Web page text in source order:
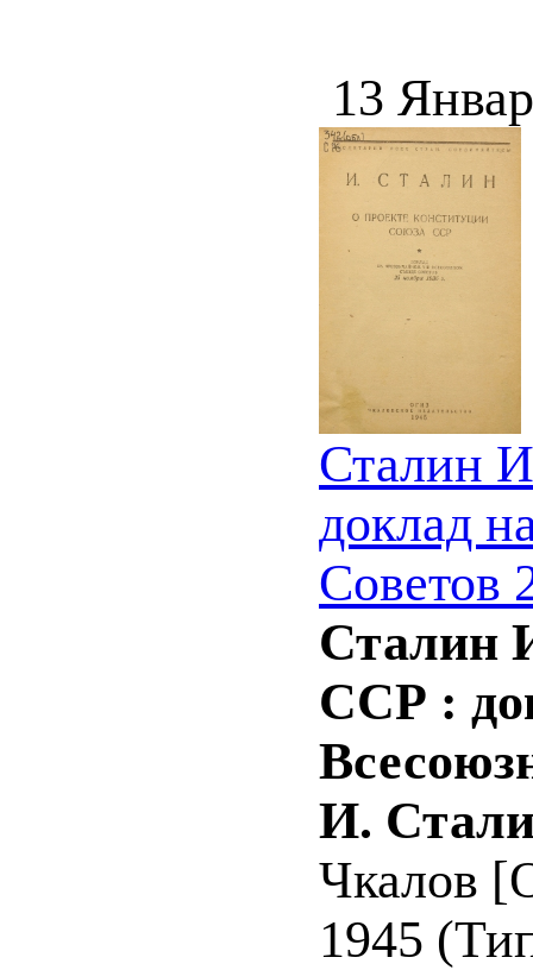
13
Сталин
доклад
Советов
Сталин
ССР :
И.
Чкалов
1945